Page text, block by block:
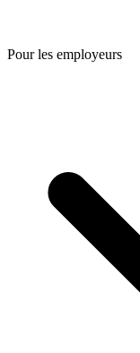
Pour les employeurs